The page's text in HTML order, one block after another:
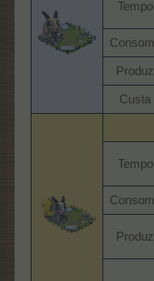
Tempo​
Produz​
Custa​
Tempo​
Produz​